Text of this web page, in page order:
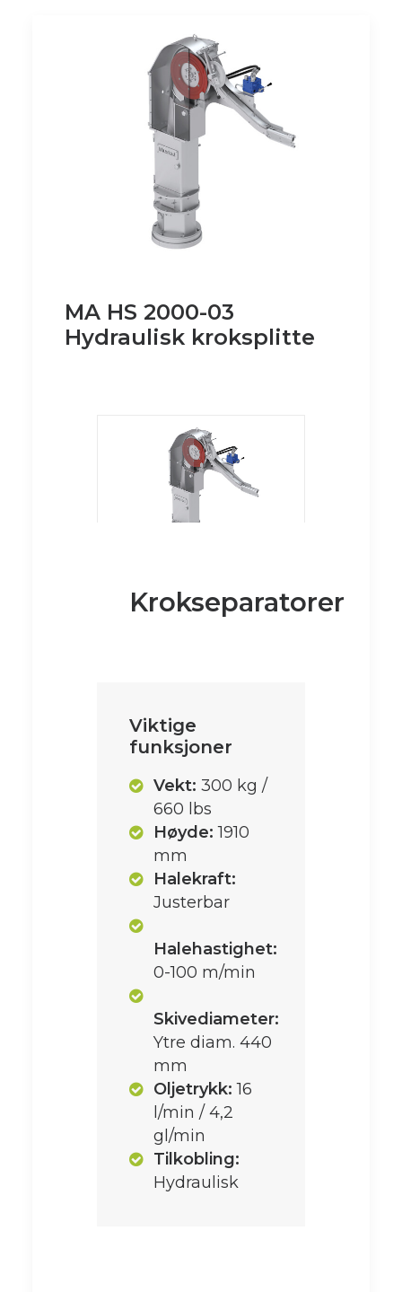
MA HS 2000-03
Hydraulisk kroksplitte
Krokseparatorer
Viktige
funksjoner
Vekt: 300 kg /
660 lbs
Høyde: 1910
mm
Halekraft:
Justerbar
Halehastighet:
0-100 m/min
Skivediameter:
Ytre diam. 440
mm
Oljetrykk: 16
l/min / 4,2
gl/min
Tilkobling:
Hydraulisk